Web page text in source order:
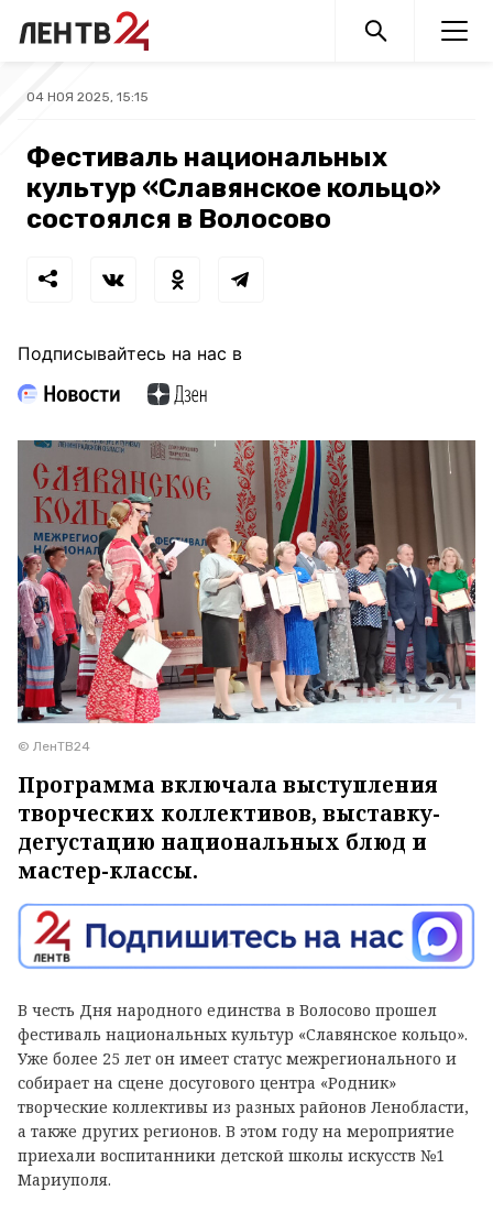
04 НОЯ 2025, 15:15
Фестиваль национальных
культур «Славянское кольцо»
состоялся в Волосово
Подписывайтесь на нас в
© ЛенТВ24
Программа включала выступления
творческих коллективов, выставку-
дегустацию национальных блюд и
мастер-классы.
В честь Дня народного единства в Волосово прошел
фестиваль национальных культур «Славянское кольцо».
Уже более 25 лет он имеет статус межрегионального и
собирает на сцене досугового центра «Родник»
творческие коллективы из разных районов Ленобласти,
а также других регионов. В этом году на мероприятие
приехали воспитанники детской школы искусств №1
Мариуполя.